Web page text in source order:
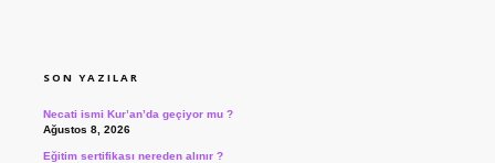
SON YAZILAR
Necati ismi Kur’an’da geçiyor mu ?
Ağustos 8, 2026
Eğitim sertifikası nereden alınır ?